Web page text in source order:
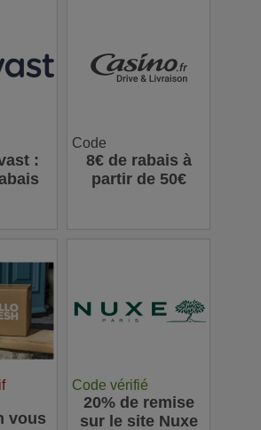
:
Code
8€ de rabais à
partir de 50€
vous
Code vérifié
20% de remise
sur le site Nuxe